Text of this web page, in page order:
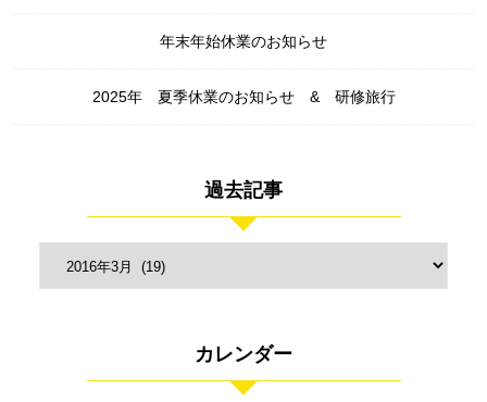
年末年始休業のお知らせ
2025年 夏季休業のお知らせ & 研修旅行
過去記事
カレンダー